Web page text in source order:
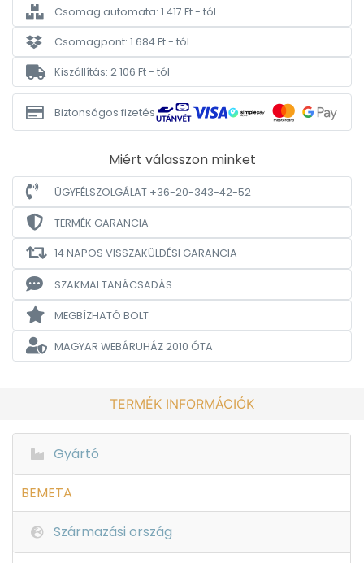
Csomag automata: 1 417 Ft - tól
Csomagpont: 1 684 Ft - tól
Kiszállítás: 2 106 Ft - tól
Biztonságos fizetés
Miért válasszon minket
ÜGYFÉLSZOLGÁLAT +36-20-343-42-52
TERMÉK GARANCIA
14 NAPOS VISSZAKÜLDÉSI GARANCIA
SZAKMAI TANÁCSADÁS
MEGBÍZHATÓ BOLT
MAGYAR WEBÁRUHÁZ2010 ÓTA
TERMÉK INFORMÁCIÓK
Gyártó
BEMETA
Származási ország